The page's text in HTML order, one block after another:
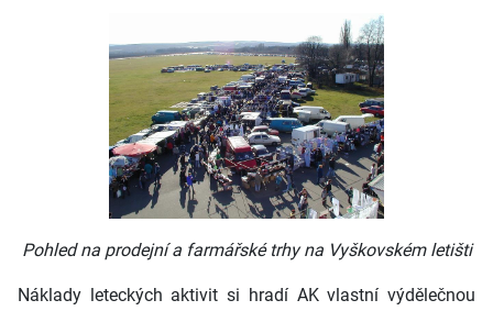
Pohled na prodejní a farmářské trhy na Vyškovském letišti
Náklady leteckých aktivit si hradí AK vlastní výdělečnou